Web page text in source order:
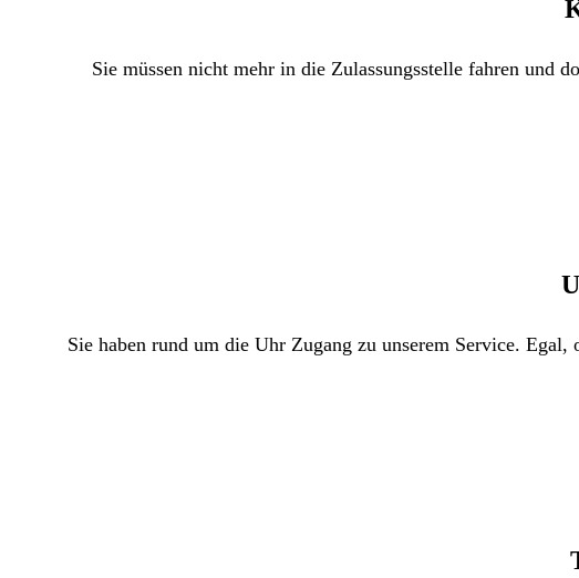
Sie müssen nicht mehr in die Zulassungsstelle fahren und
Sie haben rund um die Uhr Zugang zu unserem Service.